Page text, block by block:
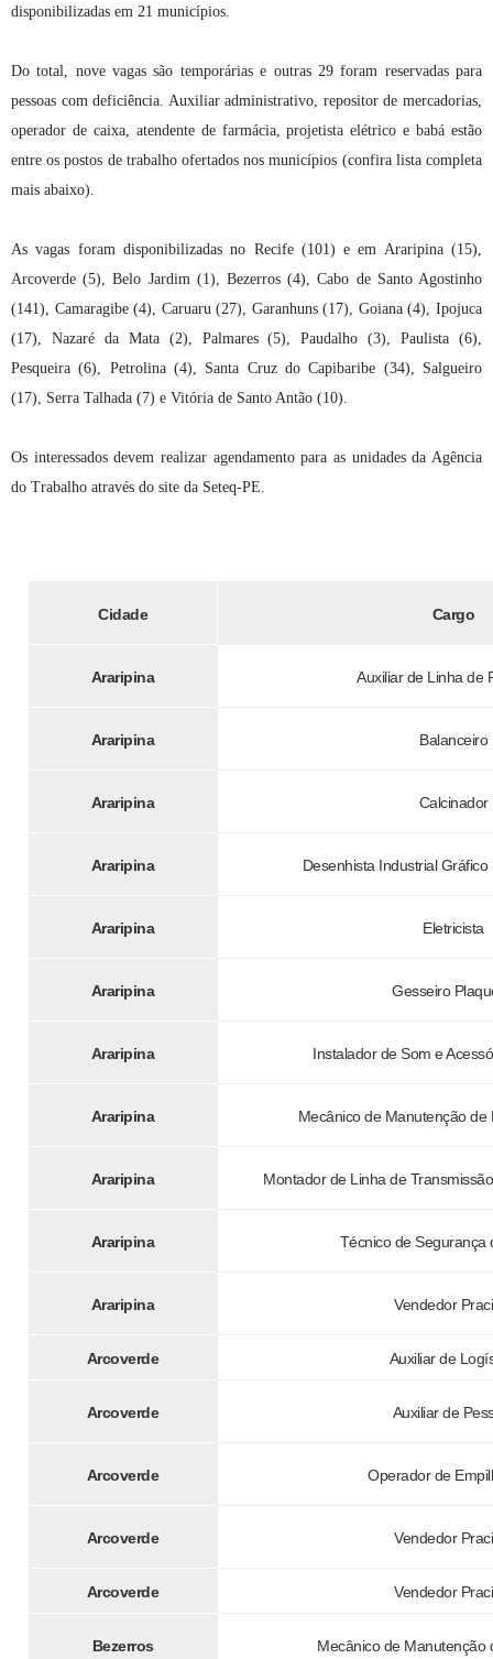
disponibilizadas em 21 municípios.
Do total, nove vagas são temporárias e outras 29 foram reservadas para
pessoas com deficiência. Auxiliar administrativo, repositor de mercadorias,
operador de caixa, atendente de farmácia, projetista elétrico e babá estão
entre os postos de trabalho ofertados nos municípios (confira lista completa
mais abaixo).
As vagas foram disponibilizadas no Recife (101) e em Araripina (15),
Arcoverde (5), Belo Jardim (1), Bezerros (4), Cabo de Santo Agostinho
(141), Camaragibe (4), Caruaru (27), Garanhuns (17), Goiana (4), Ipojuca
(17), Nazaré da Mata (2), Palmares (5), Paudalho (3), Paulista (6),
Pesqueira (6), Petrolina (4), Santa Cruz do Capibaribe (34), Salgueiro
(17), Serra Talhada (7) e Vitória de Santo Antão (10).
Os interessados devem realizar agendamento para as unidades da Agência
do Trabalho através do site da Seteq-PE.
Cidade Cargo
Araripina Auxiliar de Linha de
Araripina Balanceiro
Araripina Calcinador
Araripina Desenhista Industrial
Araripina Eletricista
Araripina Gesseiro
Araripina Instalador de Som e
Araripina Mecânico de Manutenção de
Araripina Montador de Linha de
Araripina Técnico de Segurança
Araripina Vendedor
Arcoverde Auxiliar de
Arcoverde Auxiliar de
Arcoverde Operador de
Arcoverde Vendedor
Arcoverde Vendedor
Bezerros Mecânico de Manutenção